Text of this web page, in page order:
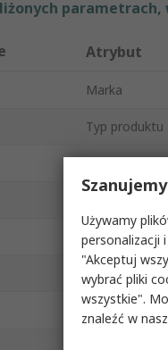
Atrybut
Marka
Typ produktu
Liczba
Szerokość
Typ montażu
Używamy
personalizacji
"Akceptuj
wybrać pliki
wszystkie".
znaleźć w